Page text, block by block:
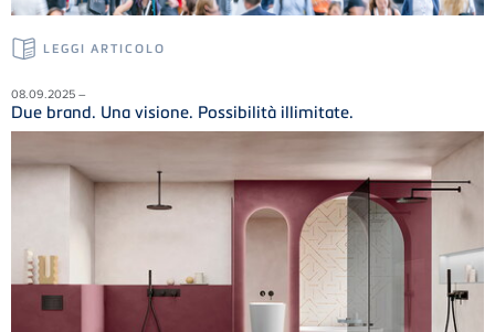
LEGGI ARTICOLO
08.09.2025 –
Due brand. Una visione. Possibilità illimitate.